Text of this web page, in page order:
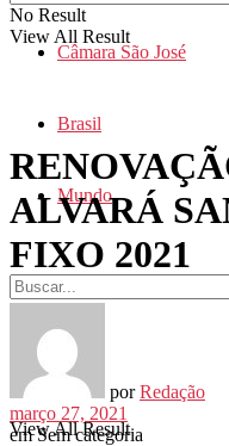
Câmara São José
Brasil
Mundo
No Result
View All Result
No Result
View All Result
ALVARÁ
FIXO 2021
por Redação
março 27, 2021
emSem categoria